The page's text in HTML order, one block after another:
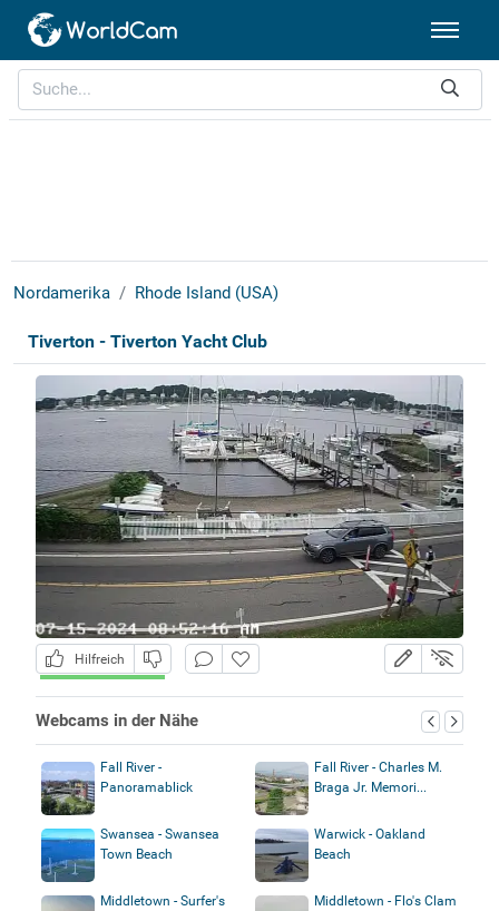
Nordamerika Rhode Island (USA)
Tiverton - Tiverton Yacht Club
Hilfreich
Webcams in der Nähe
Fall River -
Panoramablick
Fall River - Charles M.
Braga Jr. Memori...
Swansea - Swansea
Town Beach
Warwick - Oakland
Beach
Middletown - Surfer's
Middletown - Flo's Clam